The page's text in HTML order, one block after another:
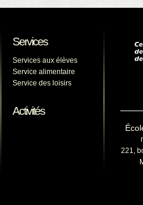
Services
Services aux élèves
Service alimentaire
Service des loisirs
Activités
221,